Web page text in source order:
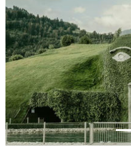
Previous